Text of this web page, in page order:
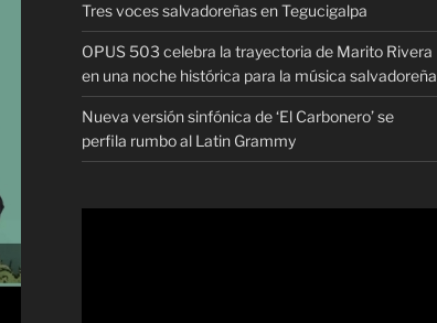
Tres voces salvadoreñas en Tegucigalpa
OPUS 503 celebra la trayectoria de Marito Rivera
en una noche histórica para la música salvadoreña
Nueva versión sinfónica de ‘El Carbonero’ se
perfila rumbo al Latin Grammy